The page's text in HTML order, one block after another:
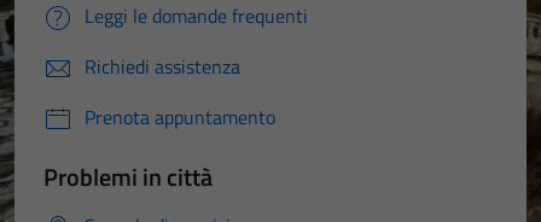
Leggi le domande frequenti
Richiedi assistenza
Prenota appuntamento
Problemi in città